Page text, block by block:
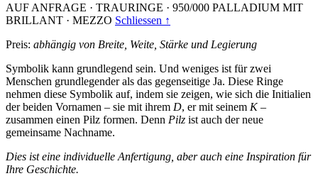
AUF ANFRAGE · TRAURINGE · 950/000 PALLADIUM MIT
BRILLANT · MEZZO Schliessen ↑
Preis: abhängig von Breite, Weite, Stärke und Legierung
Symbolik kann grundlegend sein. Und weniges ist für zwei
Menschen grundlegender als das gegenseitige Ja. Diese Ringe
nehmen diese Symbolik auf, indem sie zeigen, wie sich die Initialien
der beiden Vornamen – sie mit ihrem D, er mit seinem K–
zusammen einen Pilz formen. Denn Pilz ist auch der neue
gemeinsame Nachname.
Dies ist eine individuelle Anfertigung, aber auch eine Inspiration für
Ihre Geschichte.